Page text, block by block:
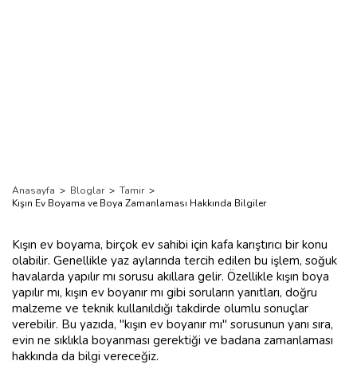
Anasayfa > Bloglar > Tamir >
Kışın Ev Boyama ve Boya Zamanlaması Hakkında Bilgiler
Kışın ev boyama, birçok ev sahibi için kafa karıştırıcı bir konu
olabilir. Genellikle yaz aylarında tercih edilen bu işlem, soğuk
havalarda yapılır mı sorusu akıllara gelir. Özellikle kışın boya
yapılır mı, kışın ev boyanır mı gibi soruların yanıtları, doğru
malzeme ve teknik kullanıldığı takdirde olumlu sonuçlar
verebilir. Bu yazıda, "kışın ev boyanır mı" sorusunun yanı sıra,
evin ne sıklıkla boyanması gerektiği ve badana zamanlaması
hakkında da bilgi vereceğiz.